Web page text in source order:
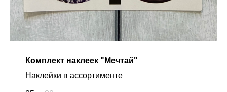
Комплект наклеек "Мечтай"
Наклейки в ассортименте